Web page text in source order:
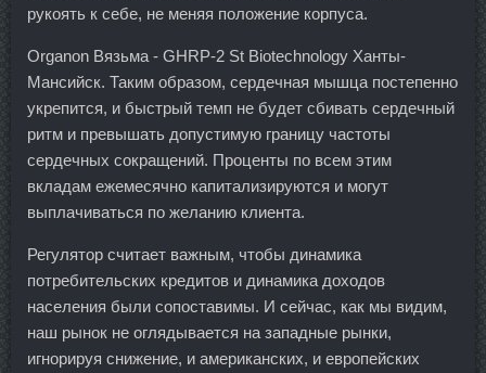
рукоять к себе, не меняя положение корпуса.
Organon Вязьма - GHRP-2 St Biotechnology Ханты-
Мансийск. Таким образом, сердечная мышца постепенно
укрепится, и быстрый темп не будет сбивать сердечный
ритм и превышать допустимую границу частоты
сердечных сокращений. Проценты по всем этим
вкладам ежемесячно капитализируются и могут
выплачиваться по желанию клиента.
Регулятор считает важным, чтобы динамика
потребительских кредитов и динамика доходов
населения были сопоставимы. И сейчас, как мы видим,
наш рынок не оглядывается на западные рынки,
игнорируя снижение, и американских, и европейских